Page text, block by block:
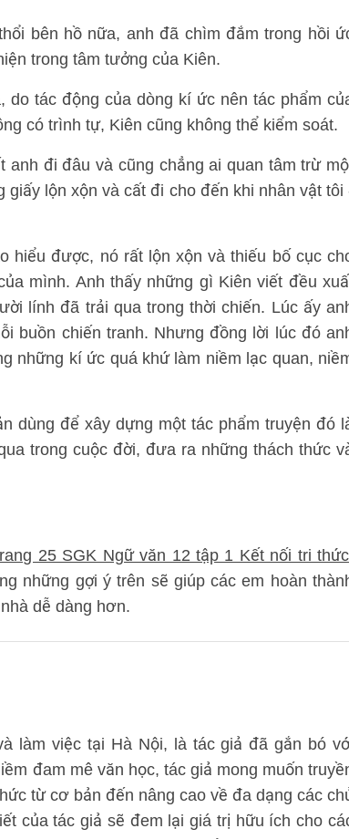
bên hồ nữa, anh đã chìm đắm trong hồi
trong tâm tưởng của Kiên.
do tác động của dòng kí ức nên tác phẩm
có trình tự, Kiên cũng không thể kiểm soát.
đi đâu và cũng chẳng ai quan tâm trừ
lộn xộn và cất đi cho đến khi nhân vật tôi
hiểu được, nó rất lộn xộn và thiếu bố cục
mình. Anh thấy những gì Kiên viết đều
lính đã trải qua trong thời chiến. Lúc ấy
buồn chiến tranh. Nhưng đồng lời lúc đó
những kí ức quá khứ làm niềm lạc quan,
dùng để xây dựng một tác phẩm truyện đó
trong cuộc đời, đưa ra những thách thức
25 SGK Ngữ văn 12 tập 1 Kết nối tri thức
những gợi ý trên sẽ giúp các em hoàn
dễ dàng hơn.
làm việc tại Hà Nội, là tác giả đã gắn bó
đam mê văn học, tác giả mong muốn
từ cơ bản đến nâng cao về đa dạng các
của tác giả sẽ đem lại giá trị hữu ích cho